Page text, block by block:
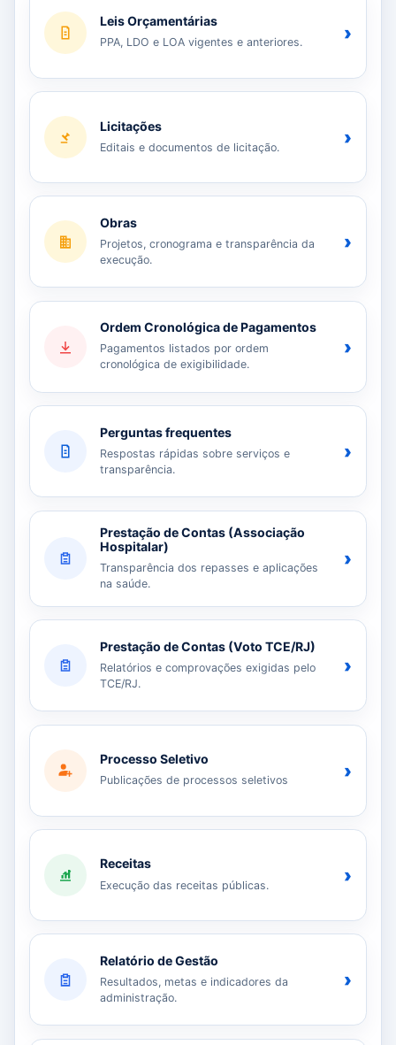
Leis Orçamentárias
PPA, LDO e LOA vigentes e anteriores. ›
Licitações
Editais e documentos de licitação. ›
Obras
Projetos, cronograma e transparência da
execução.
›
Ordem Cronológica de Pagamentos
Pagamentos listados por ordem
cronológica de exigibilidade.
›
Perguntas frequentes
Respostas rápidas sobre serviços e
transparência.
›
Prestação de Contas (Associação
Hospitalar)
Transparência dos repasses e aplicações
na saúde.
›
Prestação de Contas (Voto TCE/RJ)
Relatórios e comprovações exigidas pelo
TCE/RJ.
›
Processo Seletivo
Publicações de processos seletivos ›
Receitas
Execução das receitas públicas. ›
Relatório de Gestão
Resultados, metas e indicadores da
administração.
›